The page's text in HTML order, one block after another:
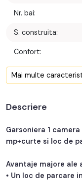
Nr. bai:
S. construita:
Confort:
Nr. bucatarii:
An constructie:
An renovare:
Mai multe
Descriere
Garsoniera 1
mp+curte si loc de
Avantaje majore ale
• Un loc de parcare